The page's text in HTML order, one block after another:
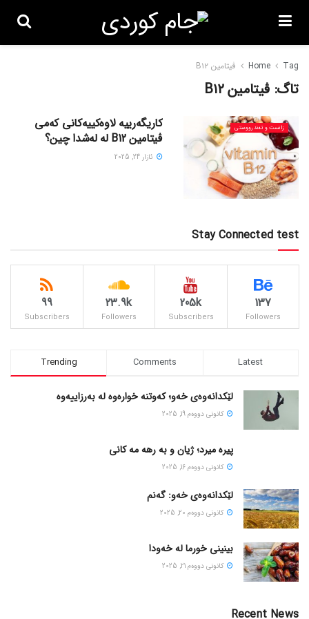
Home Tag ڤیتامین B١٢
تاگ: ڤیتامین B١٢
زانست و تەندرووستی
کاریگەرییە لاوەکییەکانی کەمی
ڤیتامین B12 لە لەشدا چین؟
ئازار 24, 2025
Stay Connected test
137
Followers
205k
Subscribers
23.9k
Followers
99
Subscribers
Trending Comments Latest
لێکدانەوەی خەو؛ کەوتنە خوارەوە لە بەرزاییەوە
كانونی دووه‌م 19, 2025
پیره میرد؛ ژیان و به رهه مه کانی
كانونی دووه‌م 16, 2025
لێکدانەوەی خەو: گەنم
كانونی دووه‌م 20, 2025
بینینی خورما لە خەودا
كانونی دووه‌م 21, 2025
Recent News